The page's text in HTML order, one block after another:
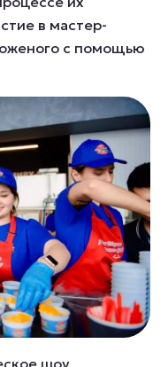
в мастер-
с помощью